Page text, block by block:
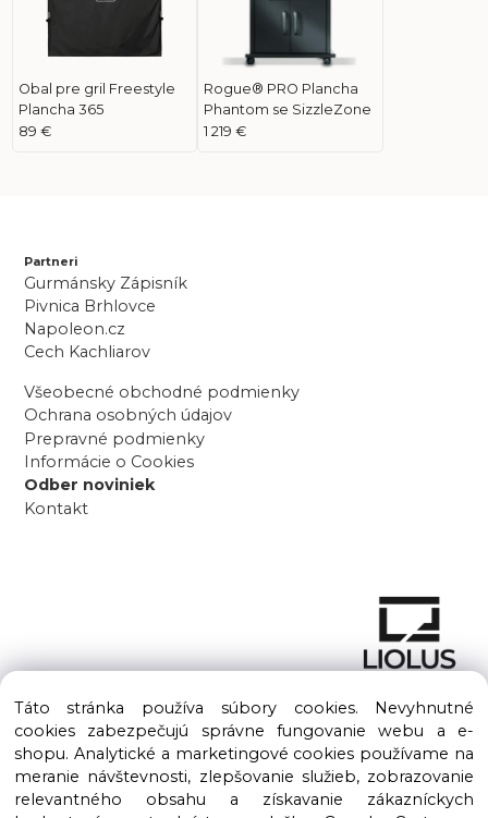
Obal pre gril Freestyle
Plancha 365
89 €
Rogue® PRO Plancha
Phantom se SizzleZone
1 219 €
Partneri
Gurmánsky Zápisník
Pivnica Brhlovce
Napoleon.cz
Cech Kachliarov
Všeobecné obchodné podmienky
Ochrana osobných údajov
Prepravné podmienky
Informácie o Cookies
Odber noviniek
Kontakt
Copyright © 2016 – 2026 LIOLUS s.r.o. Všetky práva vyhradené.
Táto stránka používa súbory cookies. Nevyhnutné
cookies zabezpečujú správne fungovanie webu a e-
shopu. Analytické a marketingové cookies používame na
meranie návštevnosti, zlepšovanie služieb, zobrazovanie
relevantného obsahu a získavanie zákazníckych